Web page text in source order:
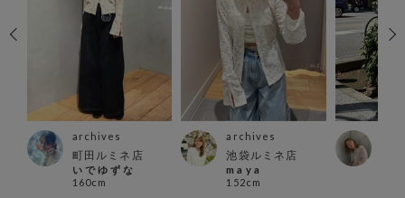
archives
町田ルミネ店
い で ゆ ず な
160cm
archives
池袋ルミネ店
m a y a
152cm